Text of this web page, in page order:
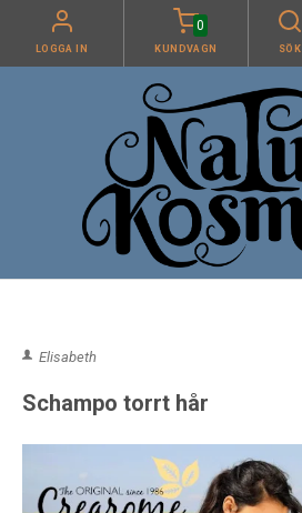
LOGGA IN
0
KUNDVAGN SÖK
Elisabeth
Schampo torrt hår